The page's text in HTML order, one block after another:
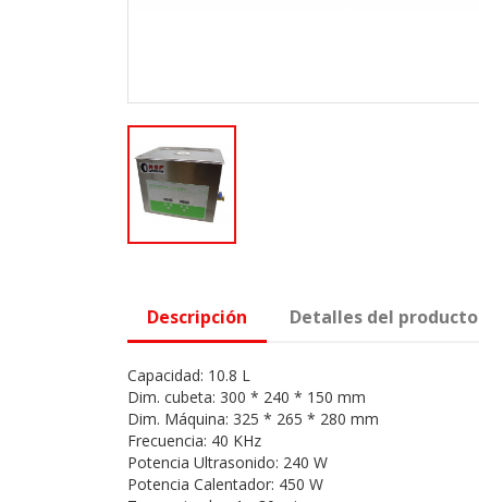
Descripción Detalles del producto
Capacidad: 10.8 L
Dim. cubeta: 300 * 240 * 150 mm
Dim. Máquina: 325 * 265 * 280 mm
Frecuencia: 40 KHz
Potencia Ultrasonido: 240 W
Potencia Calentador: 450 W